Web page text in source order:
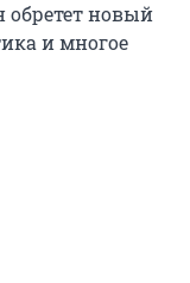
новый
и многое